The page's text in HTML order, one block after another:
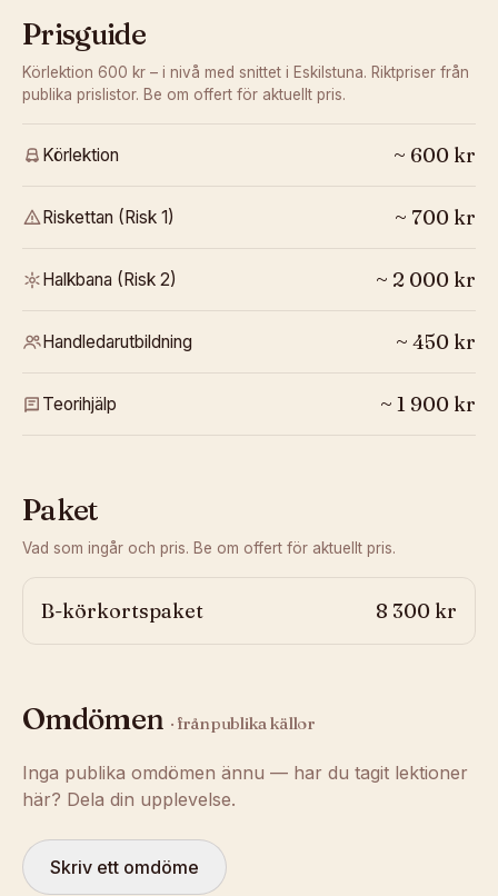
Prisguide
Körlektion 600 kr – i nivå med snittet i Eskilstuna. Riktpriser från
publika prislistor. Be om offert för aktuellt pris.
Körlektion ~ 600 kr
Riskettan (Risk 1) ~ 700 kr
Halkbana (Risk 2) ~ 2 000 kr
Handledarutbildning ~ 450 kr
Teorihjälp ~ 1 900 kr
Paket
Vad som ingår och pris. Be om offert för aktuellt pris.
B-körkortspaket 8 300 kr
Omdömen · från publika källor
Inga publika omdömen ännu — har du tagit lektioner
här? Dela din upplevelse.
Skriv ett omdöme